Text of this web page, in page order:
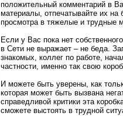
положительный комментарий в
материалы, отпечатывайте их
просмотра в тяжелые и трудные
Если у Вас пока нет
в Сети не выражает – не беда.
знакомых, коллег по работе,
частности, именно так свою
И можете быть уверены, как
которая может быть вызвана
справедливой критики эта
сможете выстоять в трудной